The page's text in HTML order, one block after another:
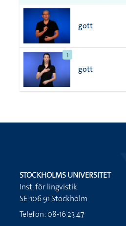
gott
1
gott
STOCKHOLMS UNIVERSITET
Inst. för lingvistik
SE-106 91 Stockholm
Telefon: 08-16 23 47